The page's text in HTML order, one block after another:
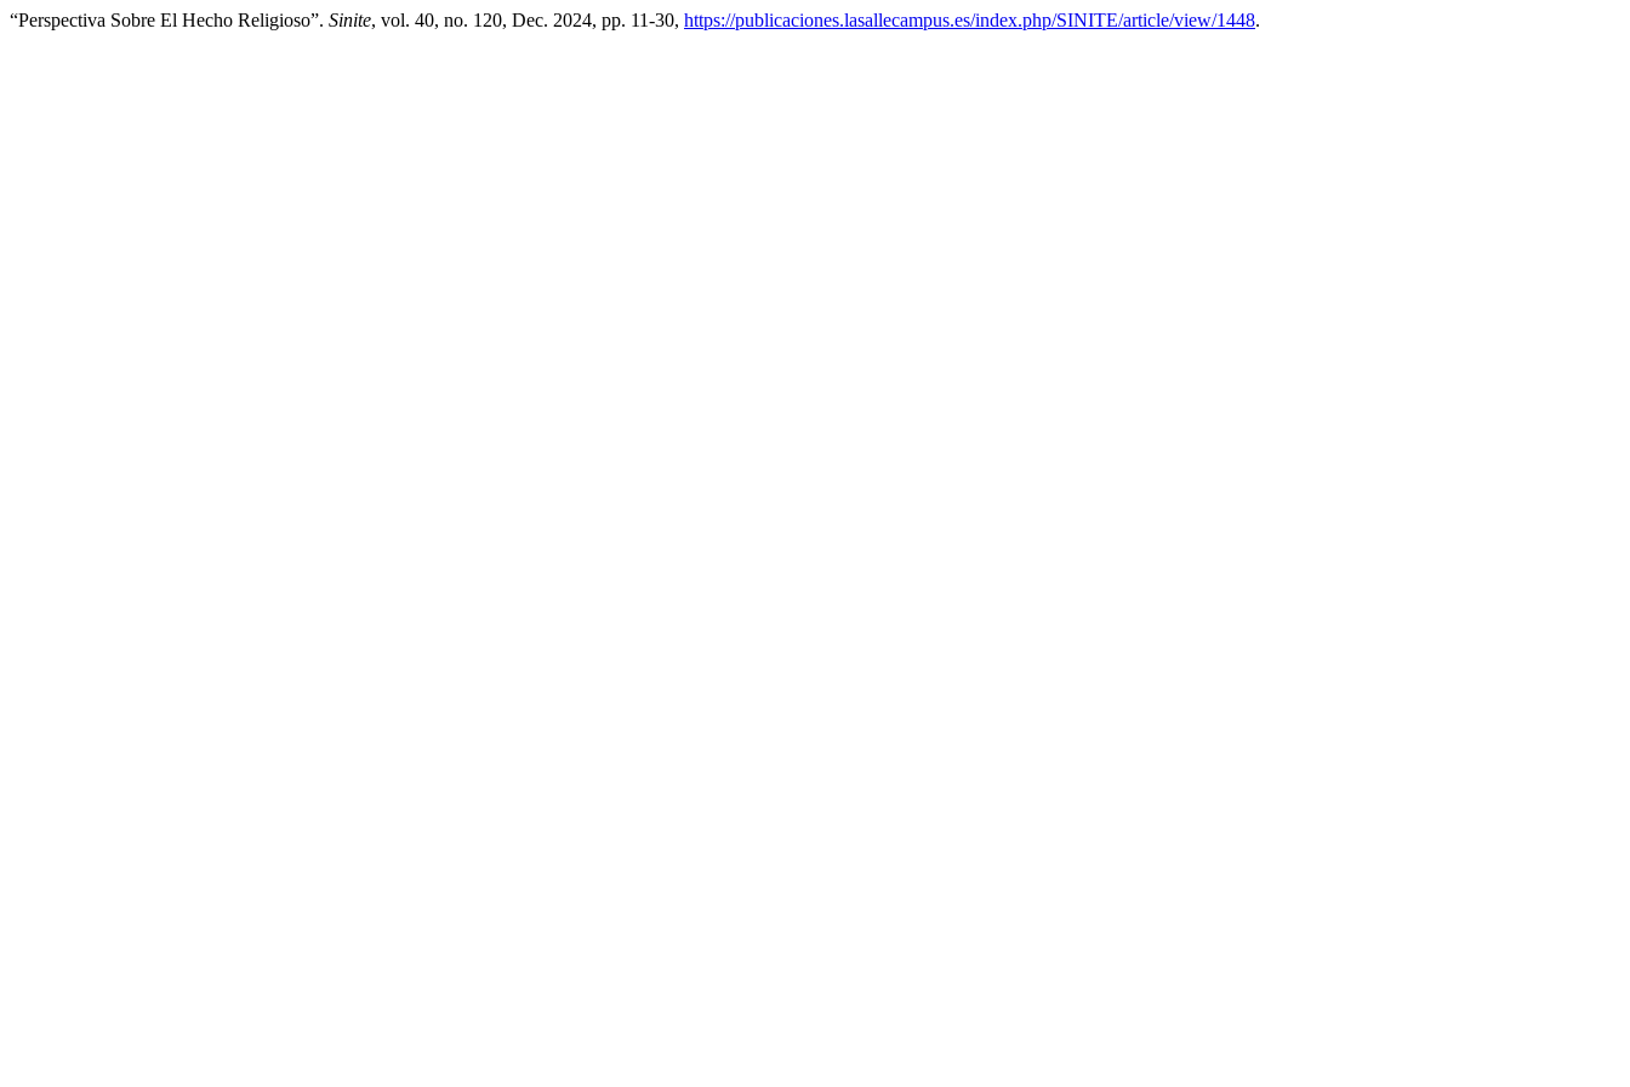
“Perspectiva Sobre El Hecho Religioso”. Sinite, vol. 40, no. 120, Dec. 2024, pp. 11-30, https://publicaciones.lasallecampus.es/index.php/SINITE/article/view/1448.